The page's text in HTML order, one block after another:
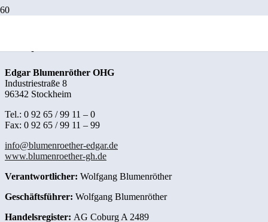
Edgar Blumenröther OHG
Industriestraße 8
96342 Stockheim
Tel.: 0 92 65 / 99 11 – 0
Fax: 0 92 65 / 99 11 – 99
info@blumenroether-edgar.de
www.blumenroether-gh.de
Verantwortlicher: Wolfgang Blumenröther
Geschäftsführer: Wolfgang Blumenröther
Handelsregister: AG Coburg A 2489